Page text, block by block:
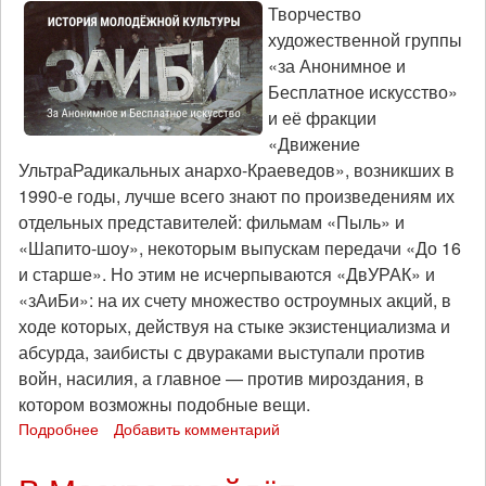
Творчество
художественной группы
«за Анонимное и
Бесплатное искусство»
и её фракции
«Движение
УльтраРадикальных анархо-Краеведов», возникших в
1990‑е годы, лучше всего знают по произведениям их
отдельных представителей: фильмам «Пыль» и
«Шапито-шоу», некоторым выпускам передачи «До 16
и старше». Но этим не исчерпываются «ДвУРАК» и
«зАиБи»: на их счету множество остроумных акций, в
ходе которых, действуя на стыке экзистенциализма и
абсурда, заибисты с двураками выступали против
войн, насилия, а главное — против мироздания, в
котором возможны подобные вещи.
Подробнее Добавить комментарий